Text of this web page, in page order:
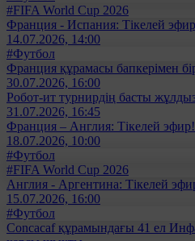
#FIFA World Cup 2026
Франция - Испания: Тікелей
14.07.2026, 14:00
#Футбол
Франция құрамасы бапкерімен
30.07.2026, 16:00
Робот-ит турнирдің басты
31.07.2026, 16:45
Франция – Англия: Тікелей эфир!
18.07.2026, 10:00
#Футбол
#FIFA World Cup 2026
Англия - Аргентина: Тікелей
15.07.2026, 16:00
#Футбол
Concacaf құрамындағы 41 ел